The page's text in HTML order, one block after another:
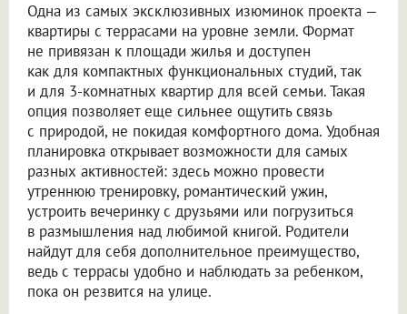
Одна из самых эксклюзивных изюминок проекта —
квартиры с террасами на уровне земли. Формат
не привязан к площади жилья и доступен
как для компактных функциональных студий, так
и для 3-комнатных квартир для всей семьи. Такая
опция позволяет еще сильнее ощутить связь
с природой, не покидая комфортного дома. Удобная
планировка открывает возможности для самых
разных активностей: здесь можно провести
утреннюю тренировку, романтический ужин,
устроить вечеринку с друзьями или погрузиться
в размышления над любимой книгой. Родители
найдут для себя дополнительное преимущество,
ведь с террасы удобно и наблюдать за ребенком,
пока он резвится на улице.